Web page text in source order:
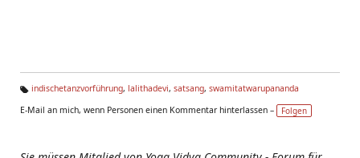
g
indischetanzvorführung, lalithadevi, satsang, swamitatwarupananda
E-Mail an mich, wenn Personen einen Kommentar hinterlassen –
Folgen